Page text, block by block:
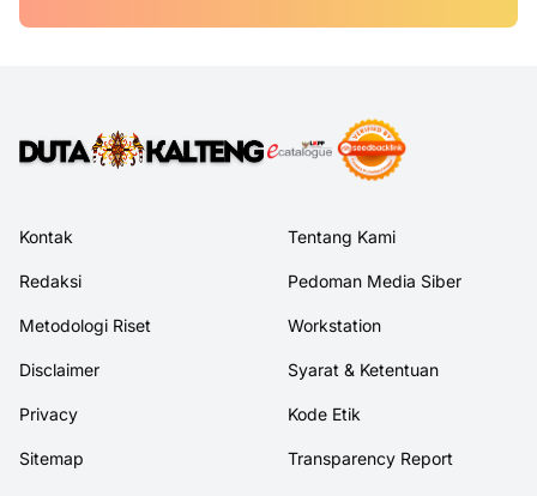
Kontak Tentang Kami
Redaksi Pedoman Media Siber
Metodologi Riset Workstation
Disclaimer Syarat & Ketentuan
Privacy Kode Etik
Sitemap Transparency Report